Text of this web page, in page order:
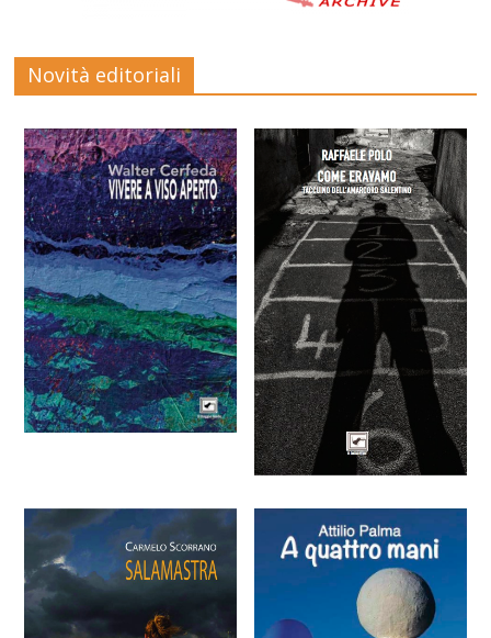
Novità editoriali